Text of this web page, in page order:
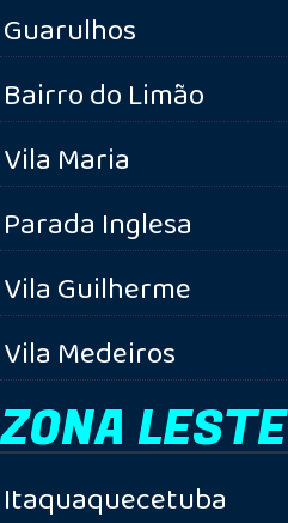
Guarulhos
Bairro do Limão
Vila Maria
Parada Inglesa
Vila Guilherme
Vila Medeiros
ZONA LESTE
Itaquaquecetuba